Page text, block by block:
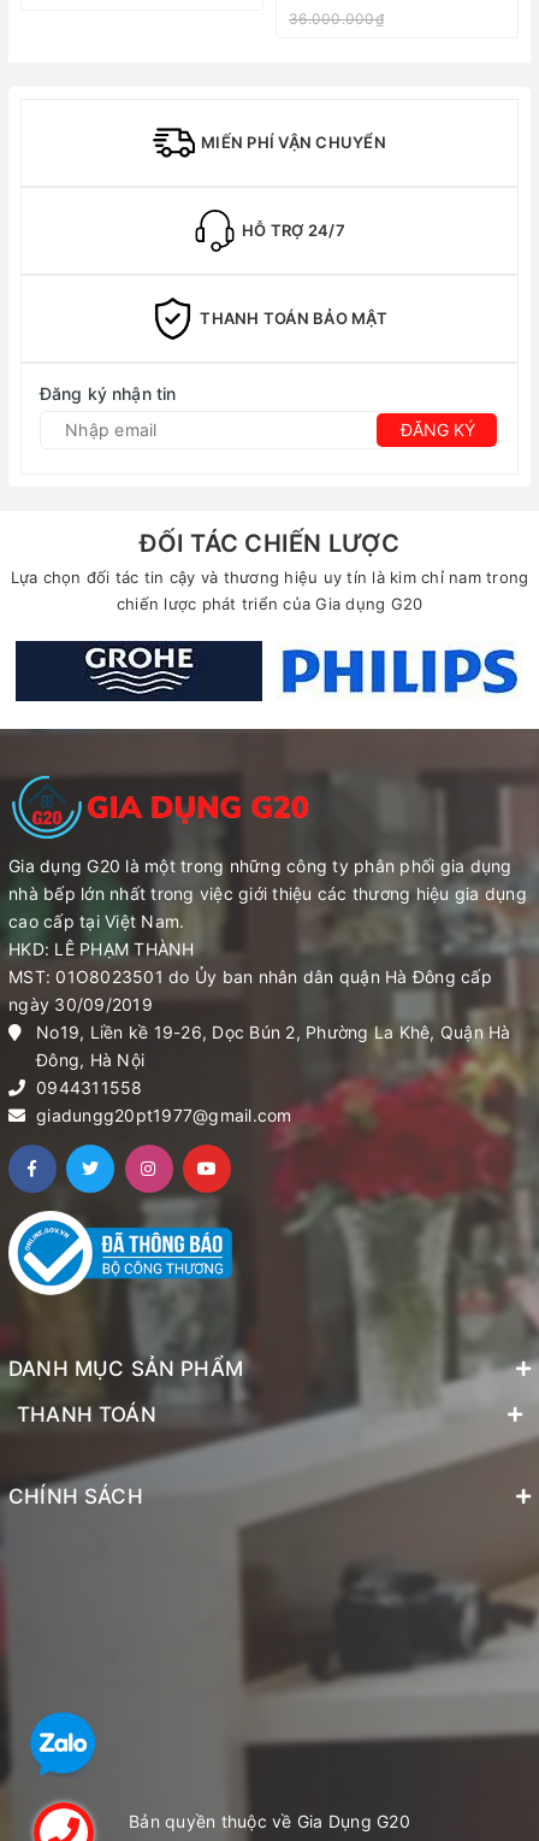
36.000.000₫
MIẾN PHÍ VẬN CHUYỂN
HỖ TRỢ 24/7
THANH TOÁN BẢO MẬT
Đăng ký nhận tin
ĐĂNG KÝ
ĐỐI TÁC CHIẾN LƯỢC
Lựa chọn đối tác tin cậy và thương hiệu uy tín là kim chỉ nam trong
chiến lược phát triển của Gia dụng G20
Gia dụng G20 là một trong những công ty phân phối gia dụng
nhà bếp lớn nhất trong việc giới thiệu các thương hiệu gia dụng
cao cấp tại Việt Nam.
HKD: LÊ PHẠM THÀNH
MST: 01O8023501 do Ủy ban nhân dân quận Hà Đông cấp
ngày 30/09/2019
No19, Liền kề 19-26, Dọc Bún 2, Phường La Khê, Quận Hà
Đông, Hà Nội
0944311558
giadungg20pt1977@gmail.com
DANH MỤC SẢN PHẨM
THANH TOÁN
CHÍNH SÁCH
Bản quyền thuộc về Gia Dụng G20